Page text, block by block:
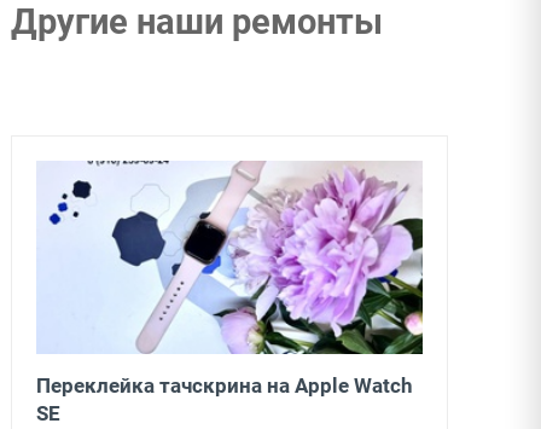
Другие наши ремонты
Переклейка тачскрина на Apple Watch
SE